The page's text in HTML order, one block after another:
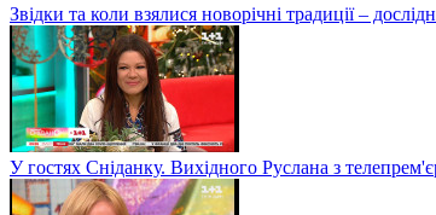
Звідки та коли взялися новорічні традиції –
У гостях Сніданку. Вихідного Руслана з